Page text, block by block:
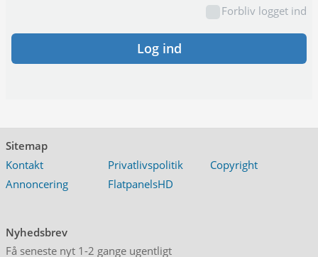
Forbliv logget ind
Log ind
Sitemap
Kontakt
Privatlivspolitik
Copyright
Annoncering
FlatpanelsHD
Nyhedsbrev
Få seneste nyt 1-2 gange ugentligt